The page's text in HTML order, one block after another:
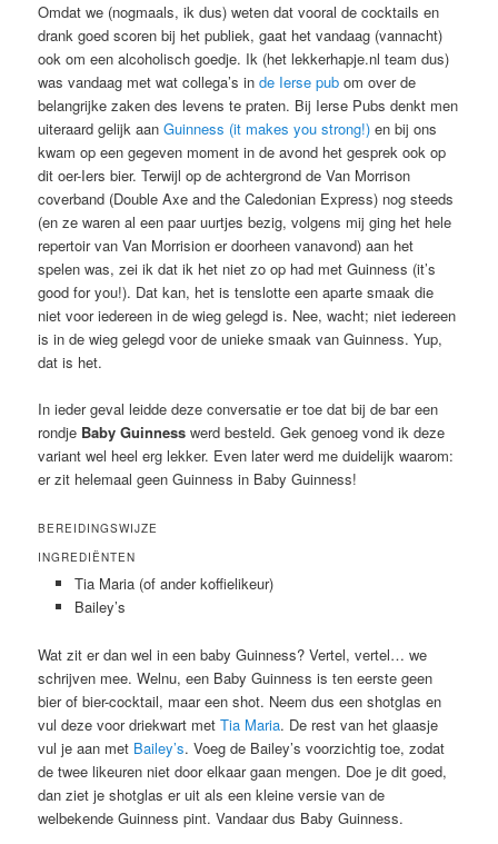
Omdat we (nogmaals, ik dus) weten dat vooral de cocktails en
drank goed scoren bij het publiek, gaat het vandaag (vannacht)
ook om een alcoholisch goedje. Ik (het lekkerhapje.nl team dus)
was vandaag met wat collega’s inde Ierse pub om over de
belangrijke zaken des levens te praten. Bij Ierse Pubs denkt men
uiteraard gelijk aanGuinness (it makes you strong!) en bij ons
kwam op een gegeven moment in de avond het gesprek ook op
dit oer-Iers bier. Terwijl op de achtergrond de Van Morrison
coverband (Double Axe and the Caledonian Express) nog steeds
(en ze waren al een paar uurtjes bezig, volgens mij ging het hele
repertoir van Van Morrision er doorheen vanavond) aan het
spelen was, zei ik dat ik het niet zo op had met Guinness (it’s
good for you!). Dat kan, het is tenslotte een aparte smaak die
niet voor iedereen in de wieg gelegd is. Nee, wacht; niet iedereen
is in de wieg gelegd voor de unieke smaak van Guinness. Yup,
dat is het.
In ieder geval leidde deze conversatie er toe dat bij de bar een
rondje Baby Guinness werd besteld. Gek genoeg vond ik deze
variant wel heel erg lekker. Even later werd me duidelijk waarom:
er zit helemaal geen Guinness in Baby Guinness!
BEREIDINGSWIJZE
INGREDIËNTEN
Tia Maria (of ander koffielikeur)
Bailey’s
Wat zit er dan wel in een baby Guinness? Vertel, vertel… we
schrijven mee. Welnu, een Baby Guinness is ten eerste geen
bier of bier-cocktail, maar een shot. Neem dus een shotglas en
vul deze voor driekwart metTia Maria. De rest van het glaasje
vul je aan met Bailey’s. Voeg de Bailey’s voorzichtig toe, zodat
de twee likeuren niet door elkaar gaan mengen. Doe je dit goed,
dan ziet je shotglas er uit als een kleine versie van de
welbekende Guinness pint. Vandaar dus Baby Guinness.